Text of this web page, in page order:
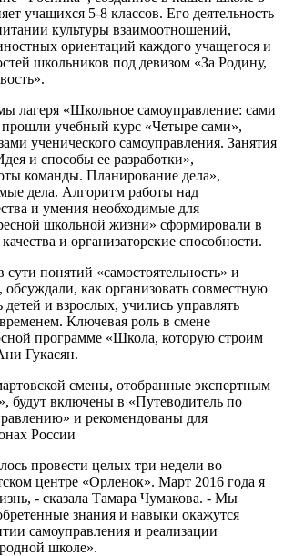
учащихся 5-8 классов. Его деятельность
культуры взаимоотношений,
ориентаций каждого учащегося и
школьников под девизом «За Родину,
лагеря «Школьное самоуправление: сами
прошли учебный курс «Четыре сами»,
ученического самоуправления. Занятия
и способы ее разработки»,
команды. Планирование дела»,
дела. Алгоритм работы над
и умения необходимые для
школьной жизни» сформировали в
и организаторские способности.
понятий «самостоятельность» и
обсуждали, как организовать совместную
детей и взрослых, учились управлять
Ключевая роль в смене
программе «Школа, которую строим
Гукасян.
смены, отобранные экспертным
будут включены в «Путеводитель по
и рекомендованы для
России
провести целых три недели во
центре «Орленок». Март 2016 года я
- сказала Тамара Чумакова. - Мы
знания и навыки окажутся
самоуправления и реализации
школе».